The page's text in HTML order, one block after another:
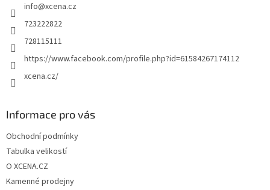
info@xcena.cz
723222822
728115111
https://www.facebook.com/profile.php?id=61584267174112
xcena.cz/
Informace pro vás
Obchodní podmínky
Tabulka velikostí
O XCENA.CZ
Kamenné prodejny